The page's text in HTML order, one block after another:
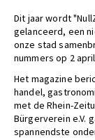
Dit jaar wordt
gelanceerd, een
onze stad
nummers op 2
Het magazine
handel,
met de Rhein-
Bürgerverein e.V.
spannendste